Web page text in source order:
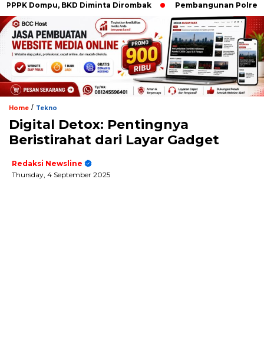
Dompu, BKD Diminta Dirombak Pembangunan Polresta
Home / Tekno
Digital Detox: Pentingnya
Beristirahat dari Layar Gadget
Redaksi Newsline
Thursday, 4 September 2025